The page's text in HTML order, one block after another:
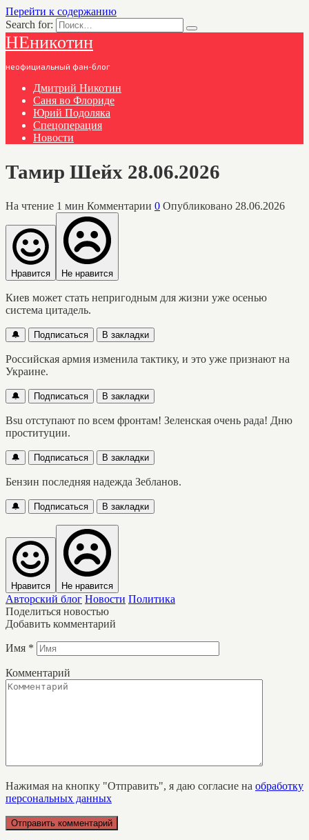
Перейти к содержанию
Search for:
НЕникотин
неофициальный фан-блог
Дмитрий Никотин
Саня во Флориде
Юрий Подоляка
Спецоперация
Новости
Тамир Шейх 28.06.2026
На чтение 1 мин Комментарии 0 Опубликовано 28.06.2026
Нравится Не нравится
Киев может стать непригодным для жизни уже осенью
система цитадель.
🔔 Подписаться В закладки
Российская армия изменила тактику, и это уже признают на
Украине.
🔔 Подписаться В закладки
Вsu отступают по всем фронтам! Зеленская очень рада! Дню
проституции.
🔔 Подписаться В закладки
Бензин последняя надежда Зебланов.
🔔 Подписаться В закладки
Нравится Не нравится
Авторский блог Новости Политика
Поделиться новостью
Добавить комментарий
Имя *
Комментарий
Нажимая на кнопку "Отправить", я даю согласие на обработку
персональных данных